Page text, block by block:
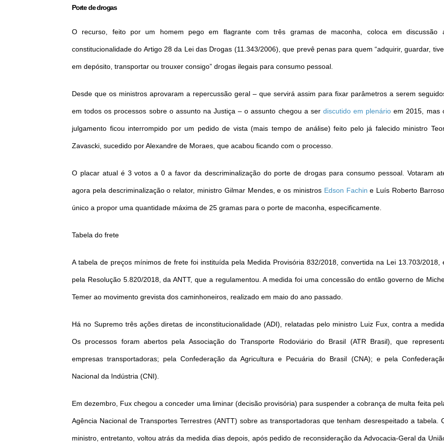
Porte de drogas
O recurso, feito por um homem pego em flagrante com três gramas de maconha, coloca em discussão
constitucionalidade do Artigo 28 da Lei das Drogas (11.343/2006), que prevê penas para quem “adquirir, guardar,
em depósito, transportar ou trouxer consigo” drogas ilegais para consumo pessoal.
Desde que os ministros aprovaram a repercussão geral – que servirá assim para fixar parâmetros a serem
em todos os processos sobre o assunto na Justiça – o assunto chegou a ser discutido em plenário em 2015, mas
julgamento ficou interrompido por um pedido de vista (mais tempo de análise) feito pelo já falecido ministro
Zavascki, sucedido por Alexandre de Moraes, que acabou ficando com o processo.
O placar atual é 3 votos a 0 a favor da descriminalização do porte de drogas para consumo pessoal. Votaram
agora pela descriminalização o relator, ministro Gilmar Mendes, e os ministros Edson Fachin e Luís Roberto Barroso,
único a propor uma quantidade máxima de 25 gramas para o porte de maconha, especificamente.
Tabela do frete
A tabela de preços mínimos de frete foi instituída pela Medida Provisória 832/2018, convertida na Lei 13.703/2018,
pela Resolução 5.820/2018, da ANTT, que a regulamentou. A medida foi uma concessão do então governo de
Temer ao movimento grevista dos caminhoneiros, realizado em maio do ano passado.
Há no Supremo três ações diretas de inconstitucionalidade (ADI), relatadas pelo ministro Luiz Fux, contra a medida.
Os processos foram abertos pela Associação do Transporte Rodoviário do Brasil (ATR Brasil), que
empresas transportadoras; pela Confederação da Agricultura e Pecuária do Brasil (CNA); e pela
Nacional da Indústria (CNI).
Em dezembro, Fux chegou a conceder uma liminar (decisão provisória) para suspender a cobrança de multa feita
Agência Nacional de Transportes Terrestres (ANTT) sobre as transportadoras que tenham desrespeitado a tabela.
ministro, entretanto, voltou atrás da medida dias depois, após pedido de reconsideração da Advocacia-Geral da